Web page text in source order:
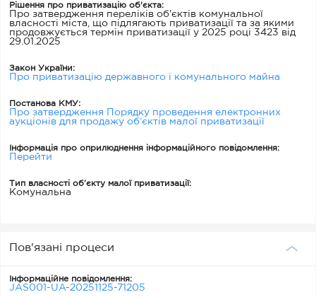
Рішення про приватизацію об'єкта:
Про затвердження переліків об'єктів комунальної
власності міста, що підлягають приватизації та за якими
продовжується термін приватизації у 2025 році 3423 від
29.01.2025
Закон України:
Про приватизацію державного і комунального майна
Постанова КМУ:
Про затвердження Порядку проведення електронних
аукціонів для продажу об’єктів малої приватизації
Інформація про оприлюднення інформаційного повідомлення:
Перейти
Тип власності об’єкту малої приватизації:
Комунальна
Пов'язані процеси
Інформаційне повідомлення:
JAS001-UA-20251125-71205